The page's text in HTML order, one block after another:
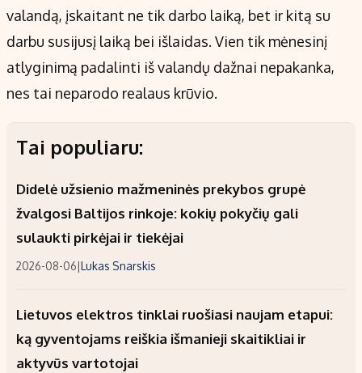
valandą, įskaitant ne tik darbo laiką, bet ir kitą su
darbu susijusį laiką bei išlaidas. Vien tik mėnesinį
atlyginimą padalinti iš valandų dažnai nepakanka,
nes tai neparodo realaus krūvio.
Tai populiaru:
Didelė užsienio mažmeninės prekybos grupė
žvalgosi Baltijos rinkoje: kokių pokyčių gali
sulaukti pirkėjai ir tiekėjai
2026-08-06|Lukas Snarskis
Lietuvos elektros tinklai ruošiasi naujam etapui:
ką gyventojams reiškia išmanieji skaitikliai ir
aktyvūs vartotojai